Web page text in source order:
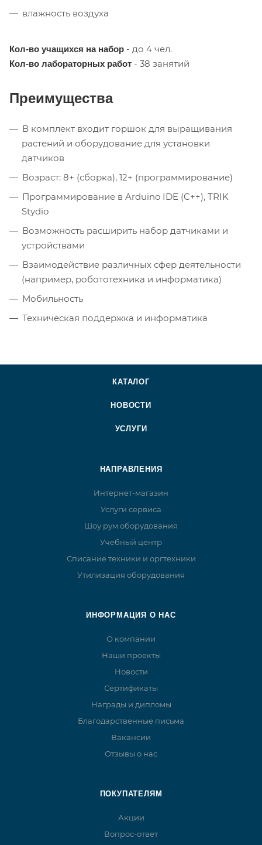
влажность воздуха
Кол-во учащихся на набор - до 4 чел.
Кол-во лабораторных работ - 38 занятий
Преимущества
В комплект входит горшок для выращивания
растений и оборудование для установки
датчиков
Возраст: 8+ (сборка), 12+ (программирование)
Программирование в Arduino IDE (C++), TRIK
Stydio
Возможность расширить набор датчиками и
устройствами
Взаимодействие различных сфер деятельности
(например, робототехника и информатика)
Мобильность
Техническая поддержка и информатика
КАТАЛОГ
НОВОСТИ
УСЛУГИ
НАПРАВЛЕНИЯ
Интернет-магазин
Услуги сервиса
Шоу рум оборудования
Учебный центр
Списание техники и оргтехники
Утилизация оборудования
ИНФОРМАЦИЯ О НАС
О компании
Наши проекты
Новости
Сертификаты
Награды и дипломы
Благодарственные письма
Вакансии
Отзывы о нас
ПОКУПАТЕЛЯМ
Акции
Вопрос-ответ